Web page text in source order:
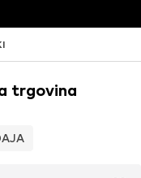
trgovina